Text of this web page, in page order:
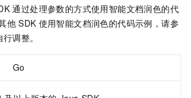
通过处理参数的方式使用智能文档润色的代
他 SDK 使用智能文档润色的代码示例，请参
行调整。
Go